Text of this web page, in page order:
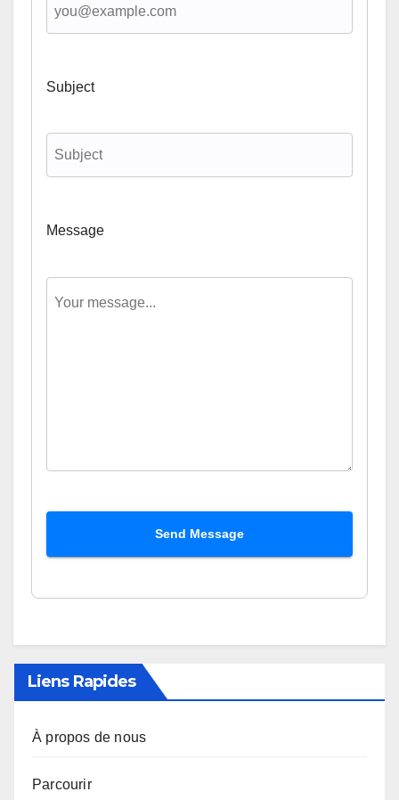
Subject
Message
Send Message
Liens Rapides
À propos de nous
Parcourir